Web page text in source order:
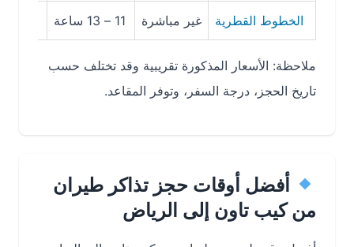
الخطوط القطرية غير مباشرة 11 – 13 ساعة
ملاحظة: الأسعار المذكورة تقريبية وقد تختلف حسب
تاريخ الحجز، درجة السفر، وتوفر المقاعد.
أفضل أوقات حجز تذاكر طيران
من كيب تاون إلى الرياض